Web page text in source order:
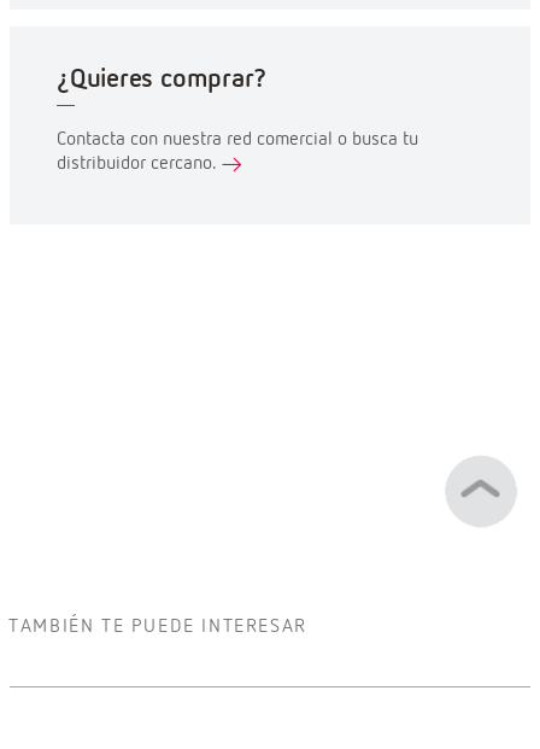
¿Quieres comprar?
Contacta con nuestra red comercial o busca tu
distribuidor cercano.
TAMBIÉN TE PUEDE INTERESAR